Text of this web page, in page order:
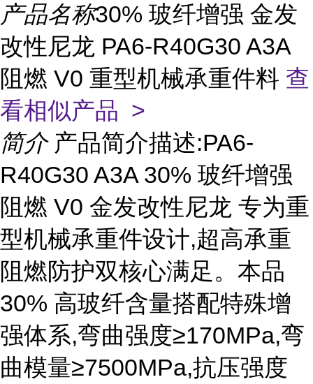
产品名称30% 玻纤增强 金发
改性尼龙 PA6-R40G30 A3A
阻燃 V0 重型机械承重件料 查
看相似产品 >
简介 产品简介描述:PA6-
R40G30 A3A 30% 玻纤增强
阻燃 V0 金发改性尼龙 专为重
型机械承重件设计,超高承重
阻燃防护双核心满足。本品
30% 高玻纤含量搭配特殊增
强体系,弯曲强度≥170MPa,弯
曲模量≥7500MPa,抗压强度